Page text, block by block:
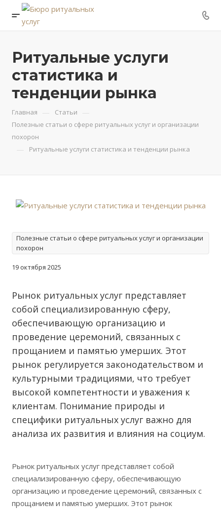
Ритуальные услуги
статистика и
тенденции рынка
Главная — Статьи —
Полезные статьи о сфере ритуальных услуг и организации
похорон
— Ритуальные услуги статистика и тенденции рынка
Полезные статьи о сфере ритуальных услуг и организации
похорон
19 октября 2025
Рынок ритуальных услуг представляет
собой специализированную сферу,
обеспечивающую организацию и
проведение церемоний, связанных с
прощанием и памятью умерших. Этот
рынок регулируется законодательством и
культурными традициями, что требует
высокой компетентности и уважения к
клиентам. Понимание природы и
специфики ритуальных услуг важно для
анализа их развития и влияния на социум.
Рынок ритуальных услуг представляет собой
специализированную сферу, обеспечивающую
организацию и проведение церемоний, связанных с
прощанием и памятью умерших. Этот рынок